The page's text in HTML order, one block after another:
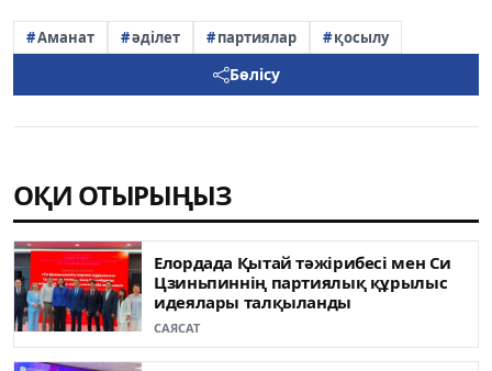
Аманат әділет партиялар қосылу
Бөлісу
ОҚИ ОТЫРЫҢЫЗ
Елордада Қытай тәжірибесі мен Си
Цзиньпиннің партиялық құрылыс
идеялары талқыланды
САЯСАТ